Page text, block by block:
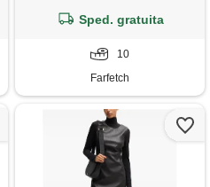
Sped. gratuita
10
Farfetch